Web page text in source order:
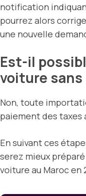
notification
pourrez alors
une nouvelle
Est-il
voiture sans
Non, toute
paiement des taxes
En suivant ces
serez mieux
voiture au Maroc en